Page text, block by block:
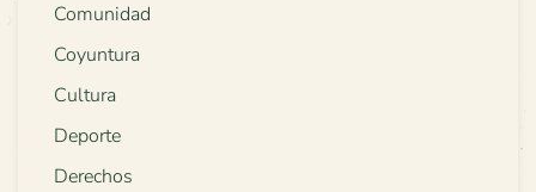
Comunidad
Coyuntura
Cultura
Deporte
Derechos